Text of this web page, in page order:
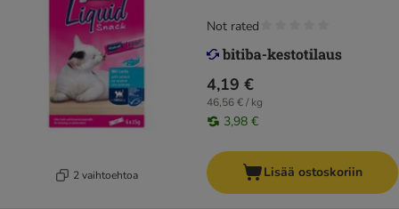
2 vaihtoehtoa
4,19 €
46,56 € / kg
3,98 €
Not rated
Lisää ostoskoriin